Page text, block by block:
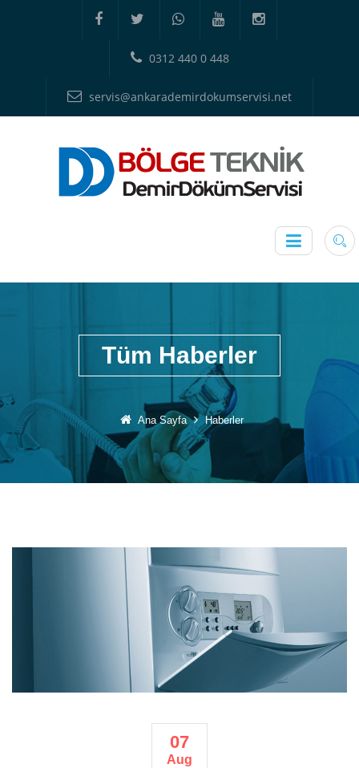
0312 440 0 448
servis@ankarademirdokumservisi.net
Tüm Haberler
Ana Sayfa Haberler
07
Aug